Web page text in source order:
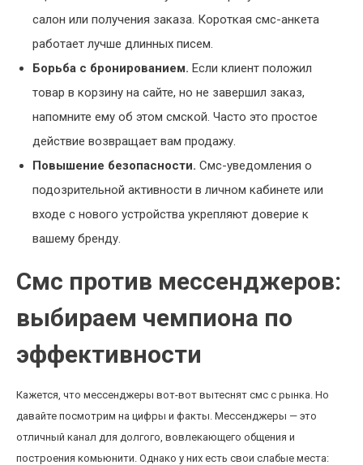
салон или получения заказа. Короткая смс-анкета
работает лучше длинных писем.
Борьба с бронированием. Если клиент положил
товар в корзину на сайте, но не завершил заказ,
напомните ему об этом смской. Часто это простое
действие возвращает вам продажу.
Повышение безопасности. Смс-уведомления о
подозрительной активности в личном кабинете или
входе с нового устройства укрепляют доверие к
вашему бренду.
Смс против мессенджеров:
выбираем чемпиона по
эффективности
Кажется, что мессенджеры вот-вот вытеснят смс с рынка. Но
давайте посмотрим на цифры и факты. Мессенджеры — это
отличный канал для долгого, вовлекающего общения и
построения комьюнити. Однако у них есть свои слабые места: